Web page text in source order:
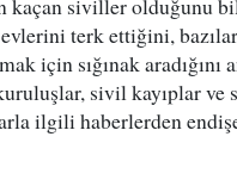
kaçan siviller olduğunu
terk ettiğini,
için sığınak aradığını
sivil kayıplar ve
ilgili haberlerden